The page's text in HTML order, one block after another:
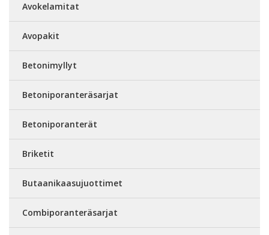
Avokelamitat
Avopakit
Betonimyllyt
Betoniporanteräsarjat
Betoniporanterät
Briketit
Butaanikaasujuottimet
Combiporanteräsarjat